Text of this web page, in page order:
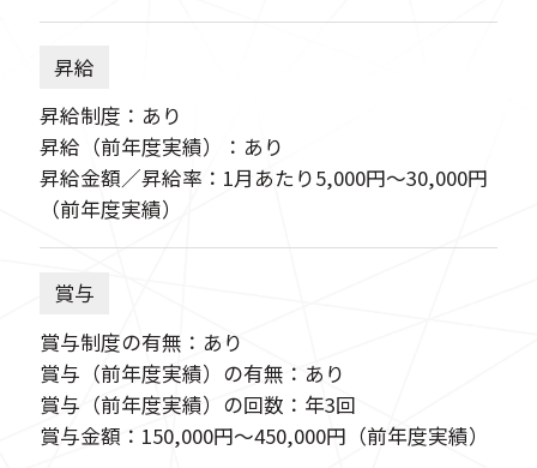
昇給
昇給制度：あり
昇給（前年度実績）：あり
昇給金額／昇給率：1月あたり5,000円〜30,000円
（前年度実績）
賞与
賞与制度の有無：あり
賞与（前年度実績）の有無：あり
賞与（前年度実績）の回数：年3回
賞与金額：150,000円〜450,000円（前年度実績）